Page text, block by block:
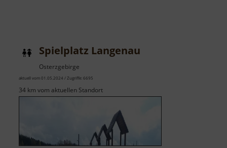
Spielplatz Langenau
Osterzgebirge
aktuell vom 01.05.2024 / Zugriffe: 6695
34 km vom aktuellen Standort